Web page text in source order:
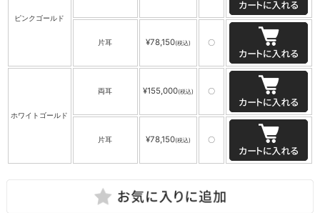
ピンクゴールド
片耳 ¥78,150(税込) 〇
ホワイトゴールド
両耳 ¥155,000(税込) 〇
片耳 ¥78,150(税込) 〇